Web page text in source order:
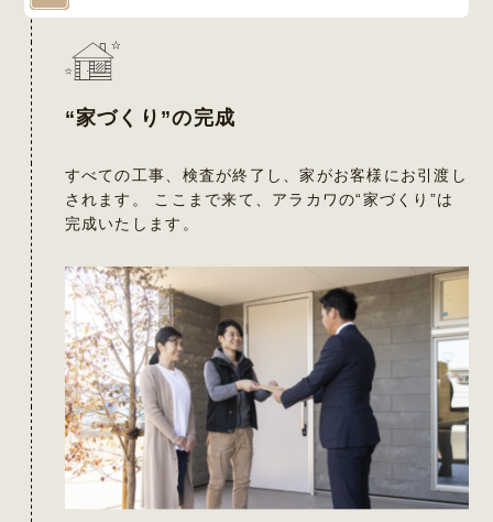
“家づくり”の完成
すべての工事、検査が終了し、家がお客様にお引渡し
されます。 ここまで来て、アラカワの“家づくり”は
完成いたします。